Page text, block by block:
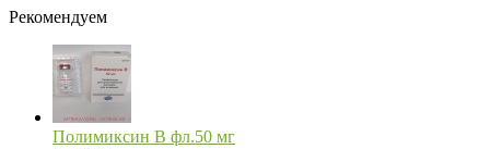
Рекомендуем
Полимиксин В фл.50 мг